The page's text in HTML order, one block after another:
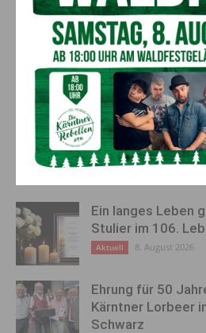
Pilotprojekt aufgebaut werden,
Bevölkerung ausgerollt werden
Vorheriger Artikel
Josef Wieser im 79.
Lebensjahr verstorben
Ein langes Leben
Stulier im 106.
Aktuell 8. August 2026
Ehrung für 50
Kärntner Lorbeer
Schwarz